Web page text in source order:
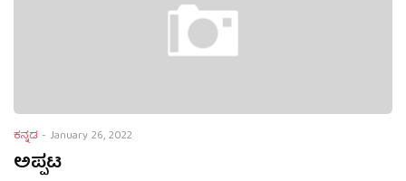
ಕನ್ನಡ - January 26, 2022
ಅಪ್ಪಟ